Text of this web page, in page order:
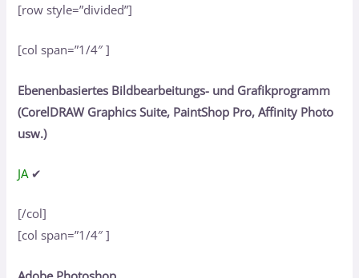
[row style=”divided”]
[col span=”1/4″ ]
Ebenenbasiertes Bildbearbeitungs- und Grafikprogramm
(CorelDRAW Graphics Suite, PaintShop Pro, Affinity Photo
usw.)
JA ✔
[/col]
[col span=”1/4″ ]